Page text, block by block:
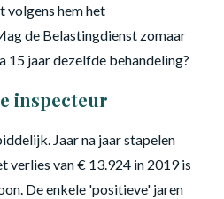
volgens hem het
de Belastingdienst zomaar
15 jaar dezelfde behandeling?
inspecteur
Jaar na jaar stapelen
verlies van € 13.924 in 2019 is
De enkele 'positieve' jaren